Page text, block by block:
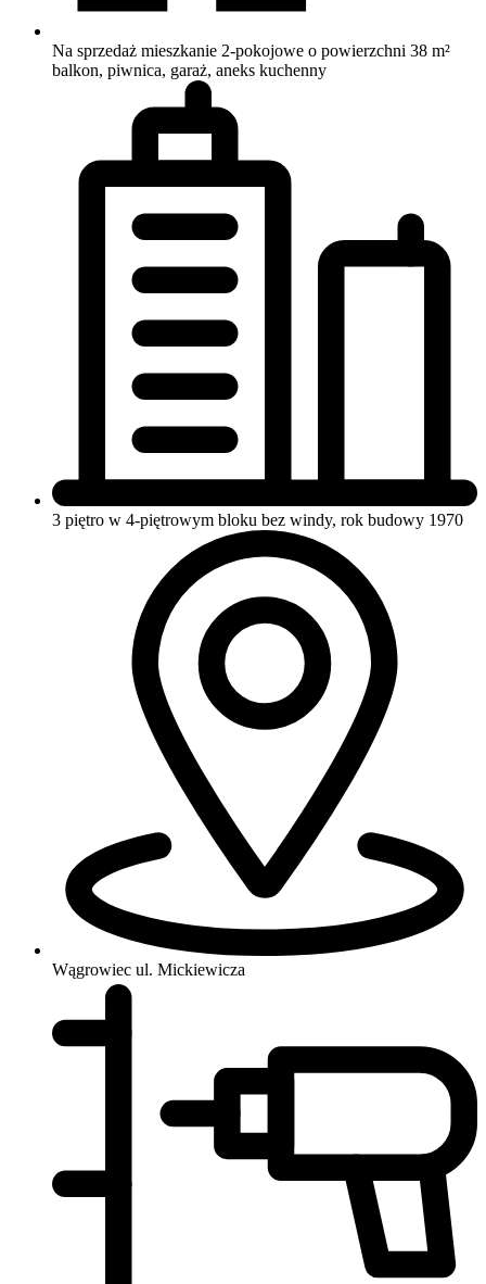
Na sprzedaż mieszkanie 2-pokojowe o powierzchni 38 m²
balkon, piwnica, garaż, aneks kuchenny
3 piętro w 4-piętrowym bloku bez windy, rok budowy 1970
Wągrowiec ul. Mickiewicza